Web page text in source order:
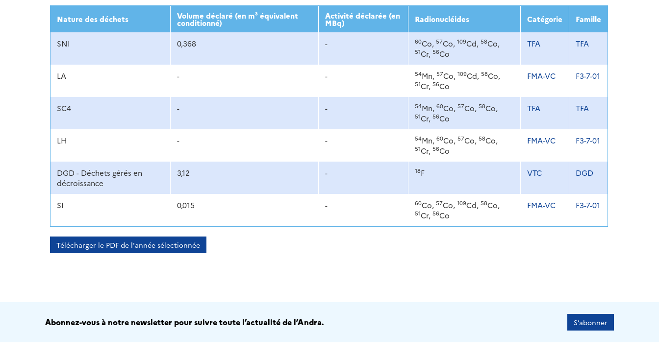
2013 2014 2015 2016 2017 2018 2019 2020 2021 2022 2023
Nature des déchets Volume déclaré (en m³ équivalent
conditionné)
Activité déclarée (en
MBq) Radionucléides Catégorie Famille
SNI 0,368 - 60Co, 57Co, 109Cd, 58Co,
51Cr, 56Co
TFA TFA
LA - - 54Mn, 57Co, 109Cd, 58Co,
51Cr, 56Co
FMA-VC F3-7-01
SC4 - - 54Mn, 60Co, 57Co, 58Co,
51Cr, 56Co
TFA TFA
LH - - 54Mn, 60Co, 57Co, 58Co,
51Cr, 56Co
FMA-VC F3-7-01
DGD - Déchets gérés en
décroissance
3,12 - 18F VTC DGD
SI 0,015 - 60Co, 57Co, 109Cd, 58Co,
51Cr, 56Co
FMA-VC F3-7-01
Télécharger le PDF de l'année sélectionnée
Abonnez-vous à notre newsletter pour suivre toute l’actualité de l’Andra. S’abonner